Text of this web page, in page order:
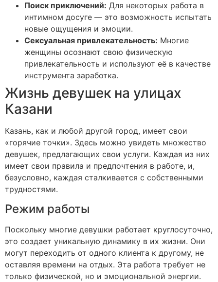
Поиск приключений: Для некоторых работа в
интимном досуге — это возможность испытать
новые ощущения и эмоции.
Сексуальная привлекательность: Многие
женщины осознают свою физическую
привлекательность и используют её в качестве
инструмента заработка.
Жизнь девушек на улицах
Казани
Казань, как и любой другой город, имеет свои
«горячие точки». Здесь можно увидеть множество
девушек, предлагающих свои услуги. Каждая из них
имеет свои правила и предпочтения в работе, и,
безусловно, каждая сталкивается с собственными
трудностями.
Режим работы
Поскольку многие девушки работает круглосуточно,
это создает уникальную динамику в их жизни. Они
могут переходить от одного клиента к другому, не
оставляя времени на отдых. Эта работа требует не
только физической, но и эмоциональной энергии.